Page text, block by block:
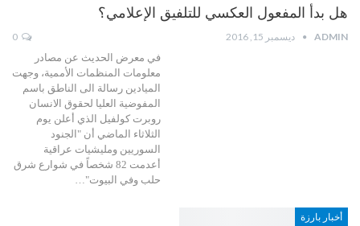
هل بدأ المفعول العكسي للتلفيق الإعلامي؟
ADMIN ديسمبر 15, 2016
في معرض الحديث عن مصادر
معلومات المنظمات الأممية، وجهت
الميادين رسالة الى الناطق باسم
المفوضية العليا لحقوق الانسان
روبرت كولفيل الذي أعلن يوم
الثلاثاء الماضي أن "الجنود
السوريين ومليشيات عراقية
أعدمت 82 شخصاً في شوارع شرق
حلب وفي البيوت"…
أخبار بارزة